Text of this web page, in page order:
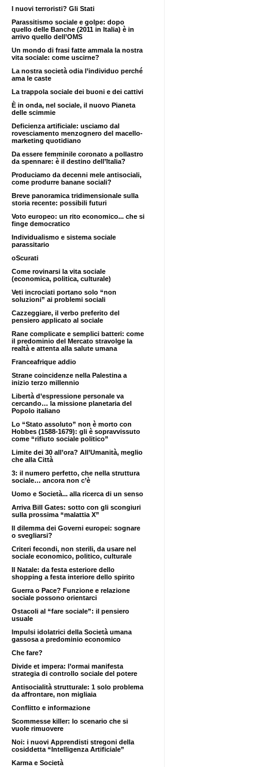
I nuovi terroristi? Gli Stati
Parassitismo sociale e golpe: dopo
quello delle Banche (2011 in Italia) è in
arrivo quello dell’OMS
Un mondo di frasi fatte ammala la nostra
vita sociale: come uscirne?
La nostra società odia l’individuo perché
ama le caste
La trappola sociale dei buoni e dei cattivi
È in onda, nel sociale, il nuovo Pianeta
delle scimmie
Deficienza artificiale: usciamo dal
rovesciamento menzognero del macello-
marketing quotidiano
Da essere femminile coronato a pollastro
da spennare: è il destino dell’Italia?
Produciamo da decenni mele antisociali,
come produrre banane sociali?
Breve panoramica tridimensionale sulla
storia recente: possibili futuri
Voto europeo: un rito economico... che si
finge democratico
Individualismo e sistema sociale
parassitario
oScurati
Come rovinarsi la vita sociale
(economica, politica, culturale)
Veti incrociati portano solo “non
soluzioni” ai problemi sociali
Cazzeggiare, il verbo preferito del
pensiero applicato al sociale
Rane complicate e semplici batteri: come
il predominio del Mercato stravolge la
realtà e attenta alla salute umana
Franceafrique addio
Strane coincidenze nella Palestina a
inizio terzo millennio
Libertà d’espressione personale va
cercando… la missione planetaria del
Popolo italiano
Lo “Stato assoluto” non è morto con
Hobbes (1588-1679): gli è sopravvissuto
come “rifiuto sociale politico”
Limite dei 30 all’ora? All’Umanità, meglio
che alla Città
3: il numero perfetto, che nella struttura
sociale… ancora non c’è
Uomo e Società... alla ricerca di un senso
Arriva Bill Gates: sotto con gli scongiuri
sulla prossima “malattia X”
Il dilemma dei Governi europei: sognare
o svegliarsi?
Criteri fecondi, non sterili, da usare nel
sociale economico, politico, culturale
Il Natale: da festa esteriore dello
shopping a festa interiore dello spirito
Guerra o Pace? Funzione e relazione
sociale possono orientarci
Ostacoli al “fare sociale”: il pensiero
usuale
Impulsi idolatrici della Società umana
gassosa a predominio economico
Che fare?
Divide et impera: l’ormai manifesta
strategia di controllo sociale del potere
Antisocialità strutturale: 1 solo problema
da affrontare, non migliaia
Conflitto e informazione
Scommesse killer: lo scenario che si
vuole rimuovere
Noi: i nuovi Apprendisti stregoni della
cosiddetta “Intelligenza Artificiale”
Karma e Società